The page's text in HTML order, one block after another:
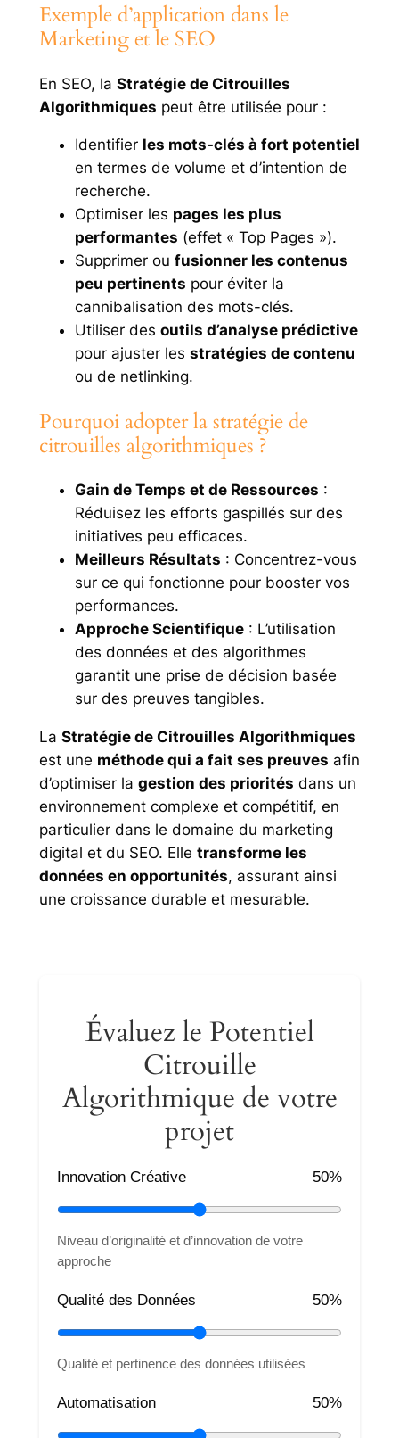
Exemple d’application dans le
Marketing et le SEO
En SEO, la Stratégie de Citrouilles
Algorithmiques peut être utilisée pour :
Identifier les mots-clés à fort potentiel
en termes de volume et d’intention de
recherche.
Optimiser les pages les plus
performantes (effet « Top Pages »).
Supprimer ou fusionner les contenus
peu pertinents pour éviter la
cannibalisation des mots-clés.
Utiliser des outils d’analyse prédictive
pour ajuster les stratégies de contenu
ou de netlinking.
Pourquoi adopter la stratégie de
citrouilles algorithmiques ?
Gain de Temps et de Ressources :
Réduisez les efforts gaspillés sur des
initiatives peu efficaces.
Meilleurs Résultats : Concentrez-vous
sur ce qui fonctionne pour booster vos
performances.
Approche Scientifique: L’utilisation
des données et des algorithmes
garantit une prise de décision basée
sur des preuves tangibles.
La Stratégie de Citrouilles Algorithmiques
est une méthode qui a fait ses preuves afin
d’optimiser la gestion des priorités dans un
environnement complexe et compétitif, en
particulier dans le domaine du marketing
digital et du SEO. Elle transforme les
données en opportunités, assurant ainsi
une croissance durable et mesurable.
Évaluez le Potentiel
Citrouille
Algorithmique de votre
projet
Innovation Créative 50%
Niveau d’originalité et d’innovation de votre
approche
Qualité des Données 50%
Qualité et pertinence des données utilisées
Automatisation 50%